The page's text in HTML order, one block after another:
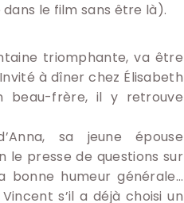
le film sans être là).
triomphante, va être
à dîner chez Élisabeth
frère, il y retrouve
sa jeune épouse
presse de questions sur
humeur générale…
s’il a déjà choisi un